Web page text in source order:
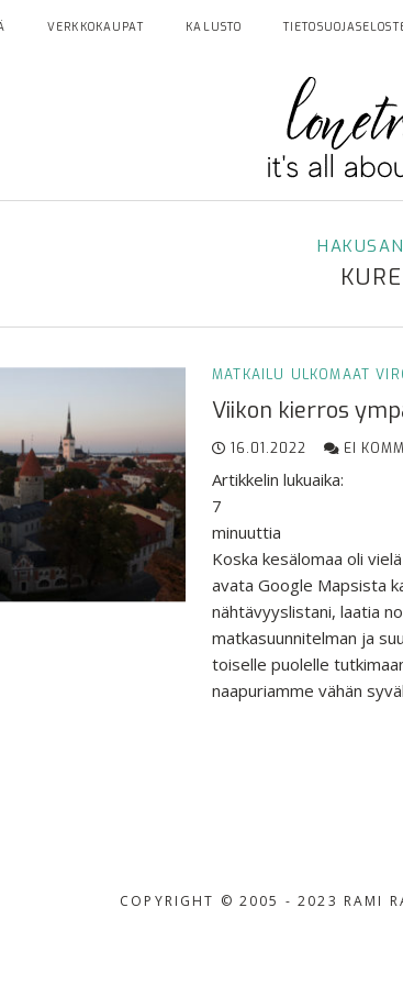
VERKKOKAUPAT KALUSTO
MATKAILU ULKOMAAT
Viikon kierros
16.01.2022 EI
Artikkelin lukuaika:
7
minuuttia
Koska kesälomaa oli
avata Google Mapsista
nähtävyyslistani, laatia
matkasuunnitelman ja
toiselle puolelle
naapuriamme vähän
COPYRIGHT © 2005 - 2023 RAMI